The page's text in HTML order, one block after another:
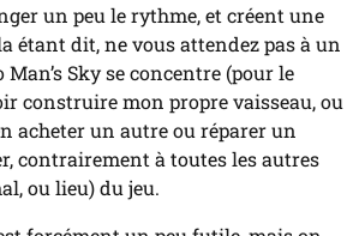
un peu le rythme, et créent une
étant dit, ne vous attendez pas à un
Sky se concentre (pour le
construire mon propre vaisseau, ou
acheter un autre ou réparer un
contrairement à toutes les autres
ou lieu) du jeu.